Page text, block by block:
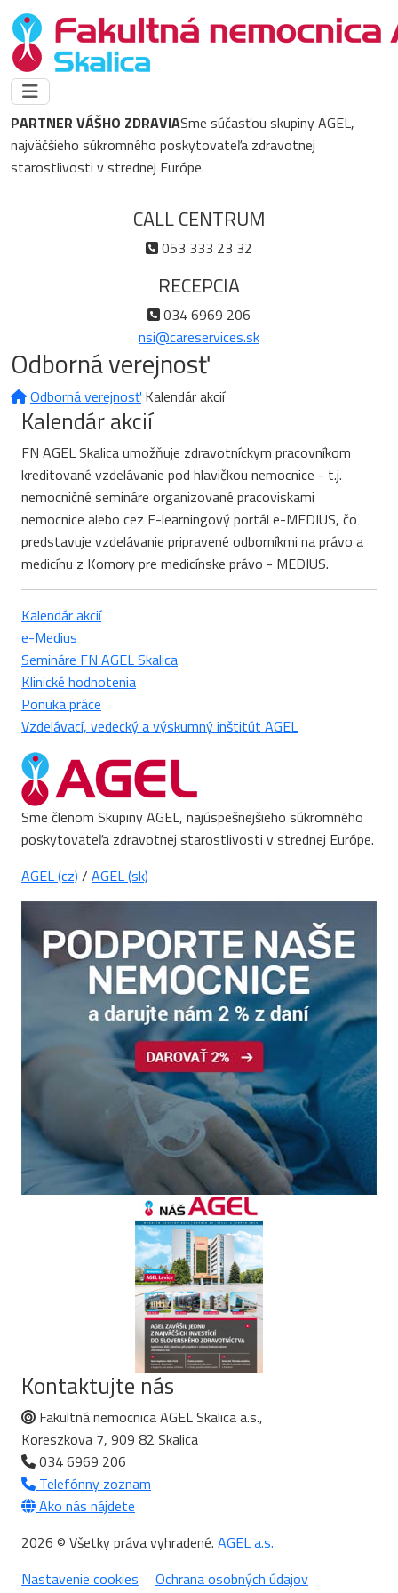
PARTNER VÁŠHO ZDRAVIASme súčasťou skupiny AGEL,
najväčšieho súkromného poskytovateľa zdravotnej
starostlivosti v strednej Európe.
CALL CENTRUM
053 333 23 32
RECEPCIA
034 6969 206
nsi@careservices.sk
Odborná verejnosť
Odborná verejnosť Kalendár akcií
Kalendár akcií
FN AGEL Skalica umožňuje zdravotníckym pracovníkom
kreditované vzdelávanie pod hlavičkou nemocnice - t.j.
nemocničné semináre organizované pracoviskami
nemocnice alebo cez E-learningový portál e-MEDIUS, čo
predstavuje vzdelávanie pripravené odborníkmi na právo a
medicínu z Komory pre medicínske právo - MEDIUS.
Kalendár akcií
e-Medius
Semináre FN AGEL Skalica
Klinické hodnotenia
Ponuka práce
Vzdelávací, vedecký a výskumný inštitút AGEL
Sme členom Skupiny AGEL, najúspešnejšieho súkromného
poskytovateľa zdravotnej starostlivosti v strednej Európe.
AGEL (cz) / AGEL (sk)
Kontaktujte nás
Fakultná nemocnica AGEL Skalica a.s.,
Koreszkova 7, 909 82 Skalica
034 6969 206
Telefónny zoznam
Ako nás nájdete
2026 © Všetky práva vyhradené. AGEL a.s.
Nastavenie cookies
Ochrana osobných údajov